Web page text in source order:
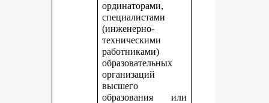
ординаторами,
специалистами
(инженерно-
техническими
работниками)
образовательных
организаций
высшего
образования или